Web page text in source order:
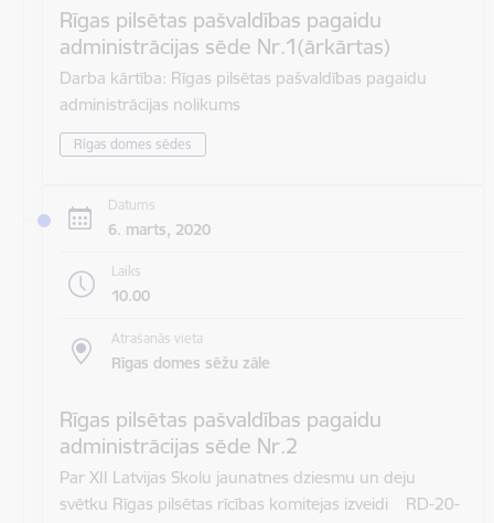
Rīgas pilsētas pašvaldības pagaidu
administrācijas sēde Nr.1(ārkārtas)
Darba kārtība: Rīgas pilsētas pašvaldības pagaidu
administrācijas nolikums
Rīgas domes sēdes
Datums
6. marts, 2020
Laiks
10.00
Atrašanās vieta
Rīgas domes sēžu zāle
Rīgas pilsētas pašvaldības pagaidu
administrācijas sēde Nr.2
Par XII Latvijas Skolu jaunatnes dziesmu un deju
svētku Rīgas pilsētas rīcības komitejas izveidi RD-20-